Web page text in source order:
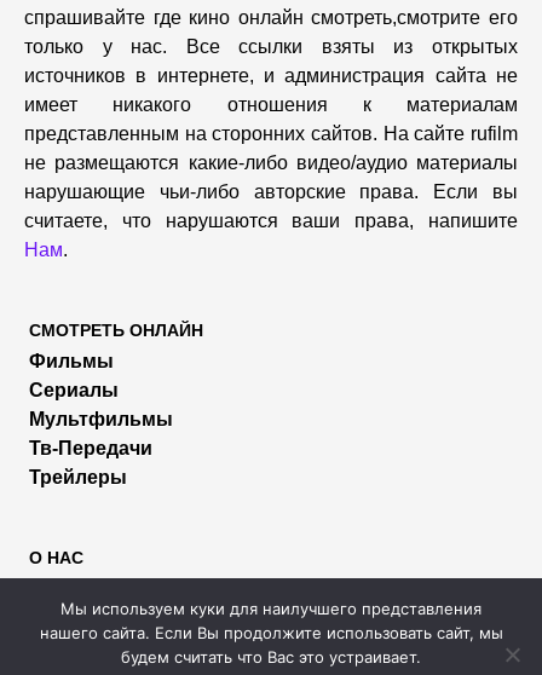
спрашивайте где кино онлайн смотреть,cмотрите его
только у нас. Все ссылки взяты из открытых
источников в интернете, и администрация сайта не
имеет никакого отношения к материалам
представленным на сторонних сайтов. На сайте rufilm
не размещаются какие-либо видео/аудио материалы
нарушающие чьи-либо авторские права. Если вы
считаете, что нарушаются ваши права, напишите
Нам.
СМОТРЕТЬ ОНЛАЙН
Фильмы
Сериалы
Мультфильмы
Тв-Передачи
Трейлеры
О НАС
Правообладателям
Размещение рекламы
Мы используем куки для наилучшего представления
нашего сайта. Если Вы продолжите использовать сайт, мы
будем считать что Вас это устраивает.